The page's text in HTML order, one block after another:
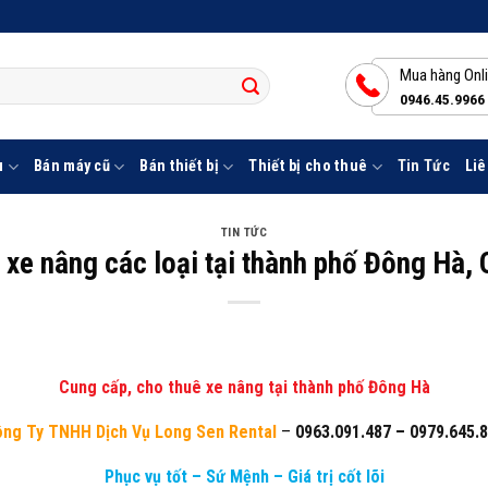
Mua hàng
0946.45.9966
Bán máy cũ Bán thiết bị Thiết bị cho thuê Tin Tức
TIN TỨC
xe nâng các loại tại thành phố Đông Hà,
Cung cấp, cho thuê xe nâng tại thành phố Đông Hà
Ty TNHH Dịch Vụ Long Sen Rental – 0963.091.487 –
Phục vụ tốt – Sứ Mệnh – Giá trị cốt lõi